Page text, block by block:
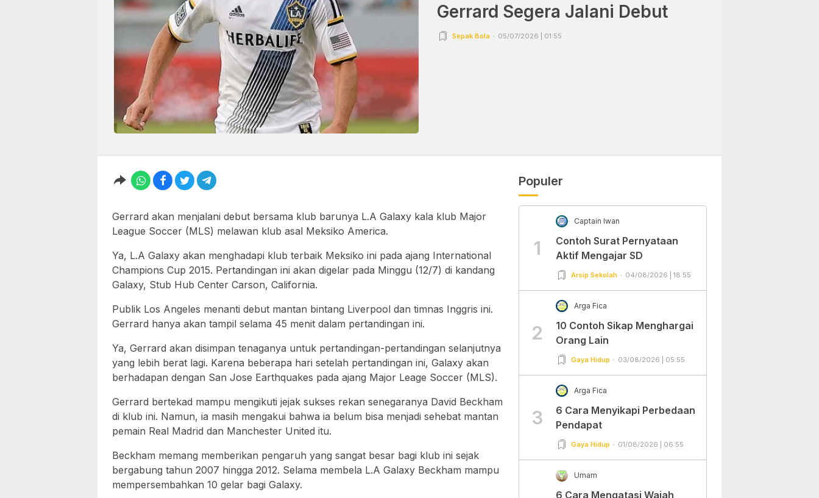
Gerrard Segera Jalani Debut
Sepak Bola 05/07/2026 | 01:55
Gerrard akan menjalani debut bersama klub barunya L.A Galaxy kala klub Major
League Soccer (MLS) melawan klub asal Meksiko America.
Ya, L.A Galaxy akan menghadapi klub terbaik Meksiko ini pada ajang International
Champions Cup 2015. Pertandingan ini akan digelar pada Minggu (12/7) di kandang
Galaxy, Stub Hub Center Carson, California.
Publik Los Angeles menanti debut mantan bintang Liverpool dan timnas Inggris ini.
Gerrard hanya akan tampil selama 45 menit dalam pertandingan ini.
Ya, Gerrard akan disimpan tenaganya untuk pertandingan-pertandingan selanjutnya
yang lebih berat lagi. Karena beberapa hari setelah pertandingan ini, Galaxy akan
berhadapan dengan San Jose Earthquakes pada ajang Major Leage Soccer (MLS).
Gerrard bertekad mampu mengikuti jejak sukses rekan senegaranya David Beckham
di klub ini. Namun, ia masih mengakui bahwa ia belum bisa menjadi sehebat mantan
pemain Real Madrid dan Manchester United itu.
Beckham memang memberikan pengaruh yang sangat besar bagi klub ini sejak
bergabung tahun 2007 hingga 2012. Selama membela L.A Galaxy Beckham mampu
mempersembahkan 10 gelar bagi Galaxy.
Populer
1
Captain Iwan
Contoh Surat Pernyataan
Aktif Mengajar SD
Arsip Sekolah 04/08/2026 | 18:55
2
Arga Fica
10 Contoh Sikap Menghargai
Orang Lain
Gaya Hidup 03/08/2026 | 05:55
3
Arga Fica
6 Cara Menyikapi Perbedaan
Pendapat
Gaya Hidup 01/08/2026 | 06:55
Umam
6 Cara Mengatasi Wajah